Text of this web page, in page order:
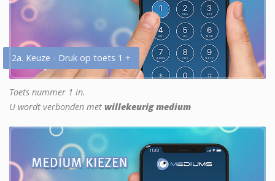
2a. Keuze - Druk op toets 1 +
Toets nummer 1 in.
U wordt verbonden met willekeurig medium